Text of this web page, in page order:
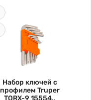
Набор ключей с
профилем Truper